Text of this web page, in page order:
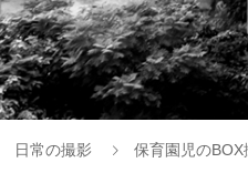
日常の撮影 保育園児のBOX